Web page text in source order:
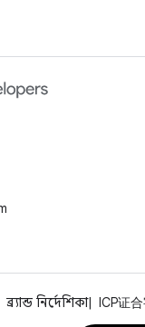
ব্র্যান্ড নির্দেশিকা
ICP证